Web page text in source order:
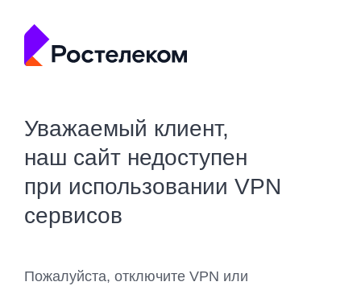
Уважаемый клиент,
наш сайт недоступен
при использовании VPN
сервисов
Пожалуйста, отключите VPN или